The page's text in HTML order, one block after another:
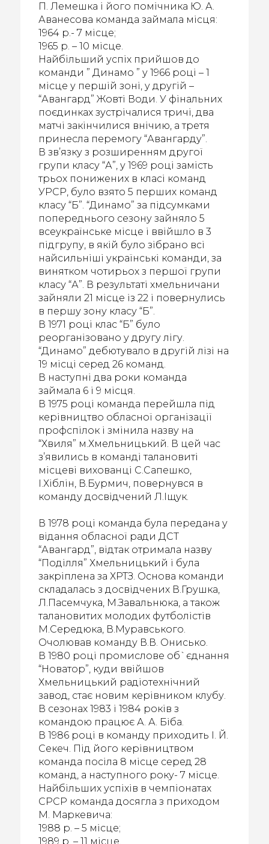
П. Лемешка і його помічника Ю. А.
Аванесова команда займала місця:
1964 р.- 7 місце;
1965 р. – 10 місце.
Найбільший успіх прийшов до
команди ” Динамо ” у 1966 році – 1
місце у першій зоні, у другій –
“Авангард” Жовті Води. У фінальних
поєдинках зустрічалися тричі, два
матчі закінчилися внічию, а третя
принесла перемогу “Авангарду”.
В зв’язку з розширенням другої
групи класу “А”, у 1969 році замість
трьох понижених в класі команд
УРСР, було взято 5 перших команд
класу “Б”. “Динамо” за підсумками
попереднього сезону зайняло 5
всеукраїнське місце і ввійшло в 3
підгрупу, в якій було зібрано всі
найсильніші українські команди, за
винятком чотирьох з першої групи
класу “А”. В результаті хмельничани
зайняли 21 місце із 22 і повернулись
в першу зону класу “Б”.
В 1971 році клас “Б” було
реорганізовано у другу лігу.
“Динамо” дебютувало в другій лізі на
19 місці серед 26 команд.
В наступні два роки команда
займала 6 і 9 місця.
В 1975 році команда перейшла під
керівництво обласної організації
профспілок і змінила назву на
“Хвиля” м.Хмельницький. В цей час
з’явились в команді талановиті
місцеві вихованці С.Сапешко,
І.Хіблін, В.Бурмич, повернувся в
команду досвідчений Л.Іщук.
В 1978 році команда була передана у
відання обласної ради ДСТ
“Авангард”, відтак отримала назву
“Поділля” Хмельницький і була
закріплена за ХРТЗ. Основа команди
складалась з досвідчених В.Грушка,
Л.Пасемчука, М.Завальнюка, а також
талановитих молодих футболістів
М.Середюка, В.Муравського.
Очолював команду В.В. Онисько.
В 1980 році промислове об`єднання
“Новатор”, куди ввійшов
Хмельницький радіотехнічний
завод, стає новим керівником клубу.
В сезонах 1983 і 1984 років з
командою працює А. А. Біба.
В 1986 році в команду приходить І. Й.
Секеч. Під його керівництвом
команда посіла 8 місце серед 28
команд, а наступного року- 7 місце.
Найбільших успіхів в чемпіонатах
СРСР команда досягла з приходом
М. Маркевича:
1988 р. – 5 місце;
1989 р. – 11 місце.